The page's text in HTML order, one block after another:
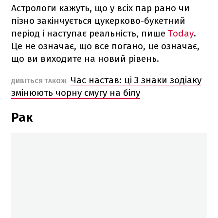
Астрологи кажуть, що у всіх пар рано чи
пізно закінчується цукерково-букетний
період і наступає реальність, пише Today.
Це не означає, що все погано, це означає,
що ви виходите на новий рівень.
ДИВІТЬСЯ ТАКОЖ Час настав: ці 3 знаки зодіаку
змінюють чорну смугу на білу
Рак